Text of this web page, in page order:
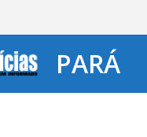
PARÁ